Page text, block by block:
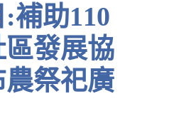
發展協
祭祀廣